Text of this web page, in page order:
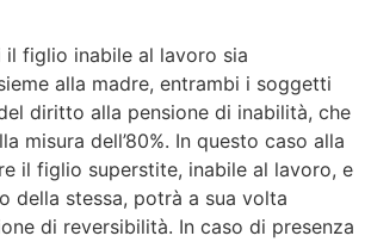
il figlio inabile al lavoro sia
alla madre, entrambi i soggetti
diritto alla pensione di inabilità, che
misura dell’80%. In questo caso alla
il figlio superstite, inabile al lavoro, e
della stessa, potrà a sua volta
di reversibilità. In caso di presenza